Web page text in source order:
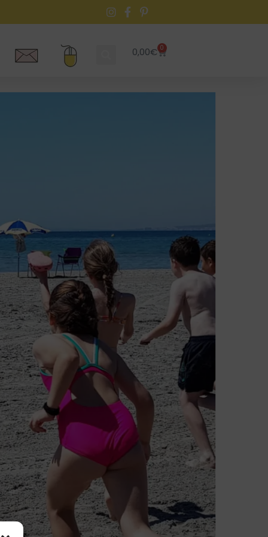
0,00€ 0